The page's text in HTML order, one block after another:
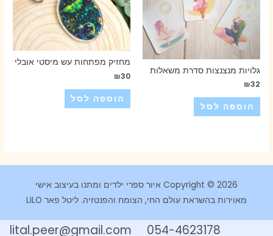
גלויות מנצנצות סדרת משאלות
₪32
הוספה לסל
מחזיק מפתחות עש מיסטי אובלי
₪30
הוספה לסל
Copyright © 2026 איור ספרי ילדים ומתנו בעיצוב אישי
מאוירות בהשראת עולם החי, הצומח והפנטזיה. ליטל פאר LILO